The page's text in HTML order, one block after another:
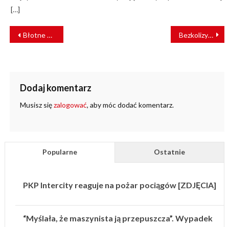
[…]
NAWIGACJA
WPISU
Błotne osuwisko zablokowało linię kolejową z Węgier na Słowację Bezkolizyjne skrzyżowanie ułatwi ruch w aglomeracji łódzkiej
Dodaj komentarz
Musisz sięzalogować, aby móc dodać komentarz.
Popularne Ostatnie
PKP Intercity reaguje na pożar pociągów [ZDJĘCIA]
“Myślała, że maszynista ją przepuszcza”. Wypadek